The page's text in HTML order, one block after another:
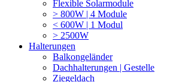
Flexible Solarmodule
> 800W | 4 Module
< 600W | 1 Modul
> 2500W
Halterungen
Balkongeländer
Dachhalterungen | Gestelle
Ziegeldach